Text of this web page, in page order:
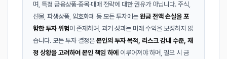
며, 특정 금융상품·종목·매매 전략에 대한 권유가 아닙니다. 주식,
선물, 파생상품, 암호화폐 등 모든 투자에는 원금 전액 손실을 포
함한 투자 위험이 존재하며, 과거 성과는 미래 수익을 보장하지 않
습니다. 모든 투자 결정은본인의 투자 목적, 리스크 감내 수준, 재
정 상황을 고려하여 본인 책임 하에 이루어져야 하며, 필요 시 금